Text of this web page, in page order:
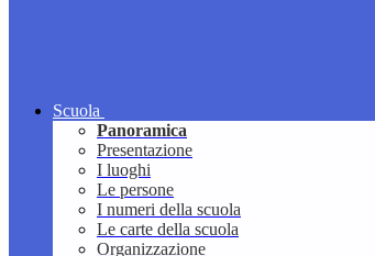
Scuola
Panoramica
Presentazione
I luoghi
Le persone
I numeri della scuola
Le carte della scuola
Organizzazione